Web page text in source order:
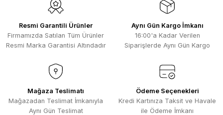
Kısa sürede geldi. Ürünler de iyi
sarılmıştı. Gayet iyi
F... D... | 06/07/2026
Makine çok iyi herkese tavsiye
ediyorum güçlü bir havya
Resmi Garantili Ürünler
Firmamızda Satılan Tüm Ürünler
Resmi Marka Garantisi Altındadır
Aynı Gün Kargo İmkanı
16:00'a Kadar Verilen
Siparişlerde Aynı Gün Kargo
Mağaza Teslimatı
Mağazadan Teslimat İmkanıyla
Aynı Gün Teslimat
Ödeme Seçenekleri
Kredi Kartınıza Taksit ve Havale
ile Ödeme İmkanı